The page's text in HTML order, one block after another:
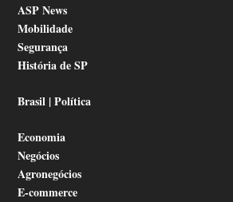
ASP News
Mobilidade
Segurança
História de SP
Brasil | Política
Economia
Negócios
Agronegócios
E-commerce